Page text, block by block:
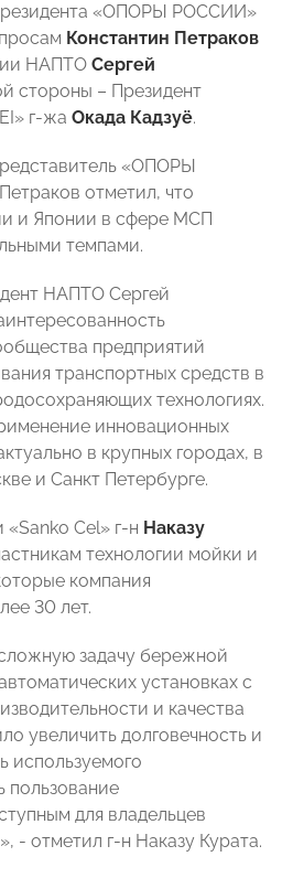
«ОПОРЫ РОССИИ»
Константин Петраков
НАПТО Сергей
стороны – Президент
г-жа Окада Кадзуё.
«ОПОРЫ
отметил, что
и Японии в сфере МСП
темпами.
НАПТО Сергей
предприятий
транспортных средств в
технологиях.
инновационных
в крупных городах, в
и Санкт Петербурге.
Cel» г-н Наказу
технологии мойки и
компания
30 лет.
задачу бережной
установках с
и качества
увеличить долговечность и
используемого
пользование
для владельцев
- отметил г-н Наказу Курата.